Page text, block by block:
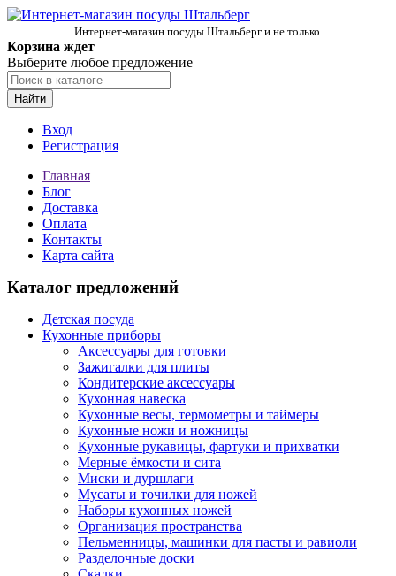
Интернет-магазин посуды Штальберг и не только.
Корзина ждет
Выберите любое предложение
Найти
Вход
Регистрация
Главная
Блог
Доставка
Оплата
Контакты
Карта сайта
Каталог предложений
Детская посуда
Кухонные приборы
Аксессуары для готовки
Зажигалки для плиты
Кондитерские аксессуары
Кухонная навеска
Кухонные весы, термометры и таймеры
Кухонные ножи и ножницы
Кухонные рукавицы, фартуки и прихватки
Мерные ёмкости и сита
Миски и дуршлаги
Мусаты и точилки для ножей
Наборы кухонных ножей
Организация пространства
Пельменницы, машинки для пасты и равиоли
Разделочные доски